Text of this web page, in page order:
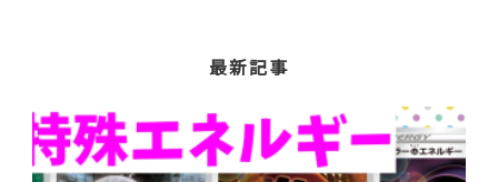
最新記事